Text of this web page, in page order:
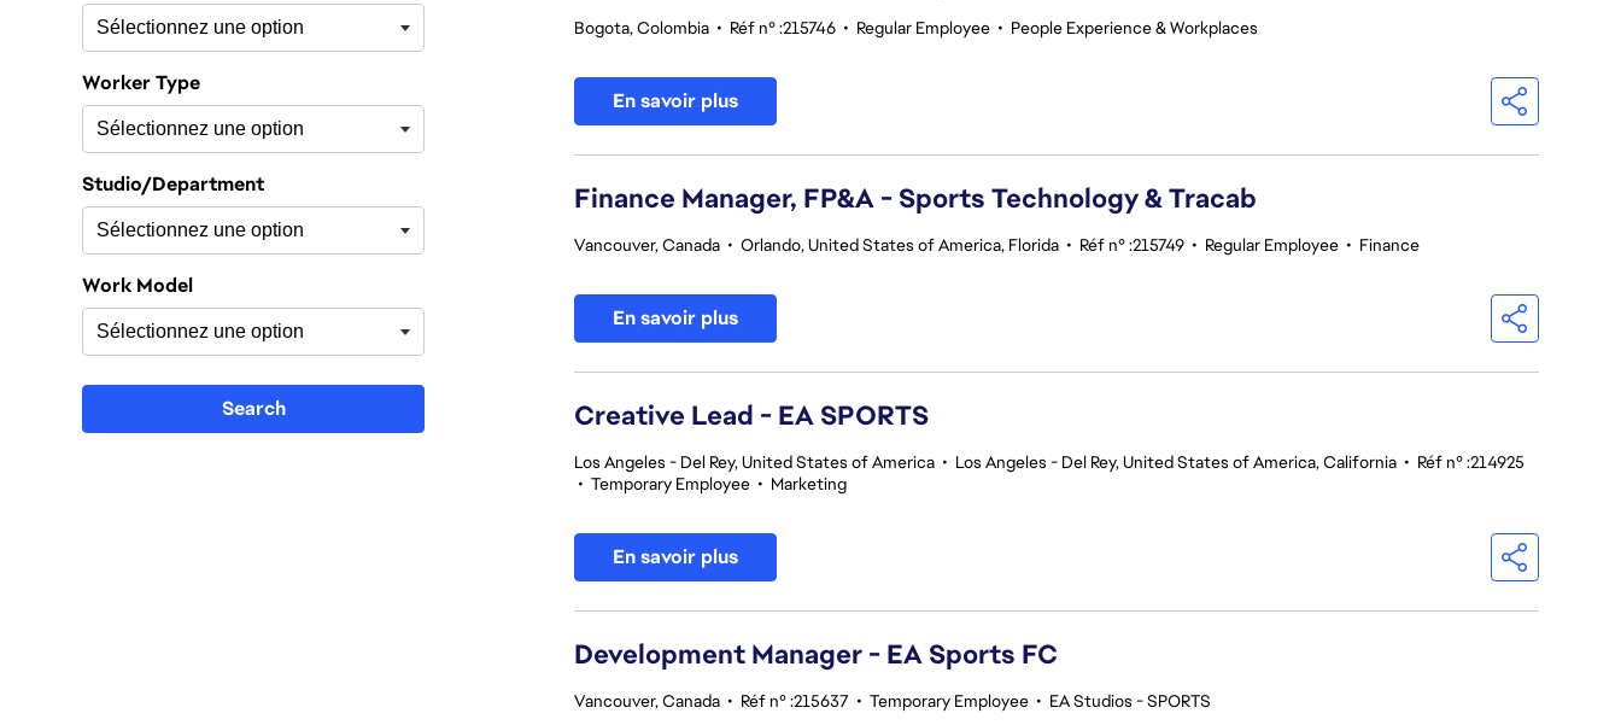
Worker Type
Studio/Department
Work Model
Search
Bogota, Colombia • Réf n° :215746 • Regular Employee • People Experience & Workplaces
En savoir plus
Finance Manager, FP&A - Sports Technology & Tracab
Vancouver, Canada • Orlando, United States of America, Florida • Réf n° :215749 • Regular Employee • Finance
En savoir plus
Creative Lead - EA SPORTS
Los Angeles - Del Rey, United States of America • Los Angeles - Del Rey, United States of America, California • Réf n° :214925
• Temporary Employee • Marketing
En savoir plus
Development Manager - EA Sports FC
Vancouver, Canada • Réf n° :215637 • Temporary Employee • EA Studios - SPORTS